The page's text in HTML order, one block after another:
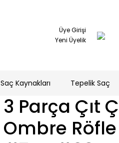
Üye Girişi
Yeni Üyelik
Saç Kaynakları Tepelik Saç
3 Parça Çıt
Ombre